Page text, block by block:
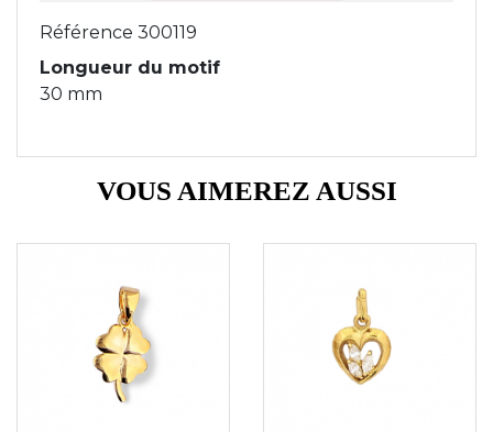
Référence 300119
Longueur du motif
30 mm
VOUS AIMEREZ AUSSI